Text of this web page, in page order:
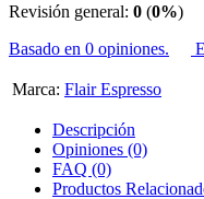
Revisión general: 0 (0%)
Basado en 0 opiniones.
Marca: Flair Espresso
Descripción
Opiniones (0)
FAQ (0)
Productos